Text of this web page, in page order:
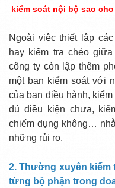
kiểm soát nội bộ sao
Ngoài việc thiết lập
hay kiểm tra chéo
công ty còn lập thêm
một ban kiểm soát với
của ban điều hành,
đủ điều kiện chưa,
chiếm dụng không…
những rủi ro.
2. Thường xuyên kiểm
từng bộ phận trong